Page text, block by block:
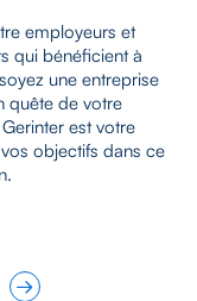
employeurs et
qui bénéficient à
une entreprise
quête de votre
est votre
objectifs dans ce